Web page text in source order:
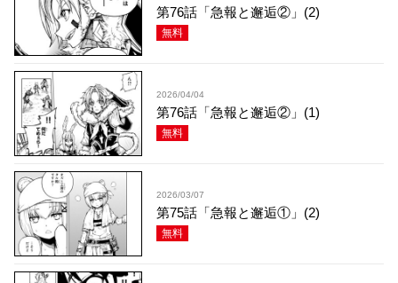
第76話「急報と邂逅②」(2)
無料
2026/04/04
第76話「急報と邂逅②」(1)
無料
2026/03/07
第75話「急報と邂逅①」(2)
無料